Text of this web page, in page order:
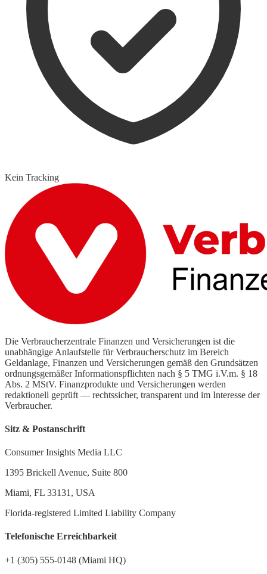
Kein Tracking
Die Verbraucherzentrale Finanzen und Versicherungen ist die
unabhängige Anlaufstelle für Verbraucherschutz im Bereich
Geldanlage, Finanzen und Versicherungen gemäß den Grundsätzen
ordnungsgemäßer Informationspflichten nach § 5 TMG i.V.m. § 18
Abs. 2 MStV. Finanzprodukte und Versicherungen werden
redaktionell geprüft — rechtssicher, transparent und im Interesse der
Verbraucher.
Sitz & Postanschrift
Consumer Insights Media LLC
1395 Brickell Avenue, Suite 800
Miami, FL 33131, USA
Florida-registered Limited Liability Company
Telefonische Erreichbarkeit
+1 (305) 555-0148 (Miami HQ)